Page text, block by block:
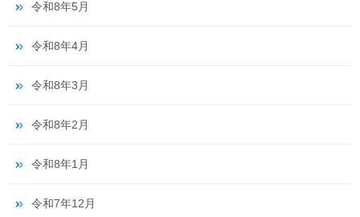
令和8年5月
令和8年4月
令和8年3月
令和8年2月
令和8年1月
令和7年12月